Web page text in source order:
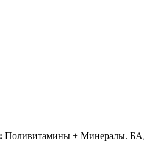
Поливитамины + Минералы.